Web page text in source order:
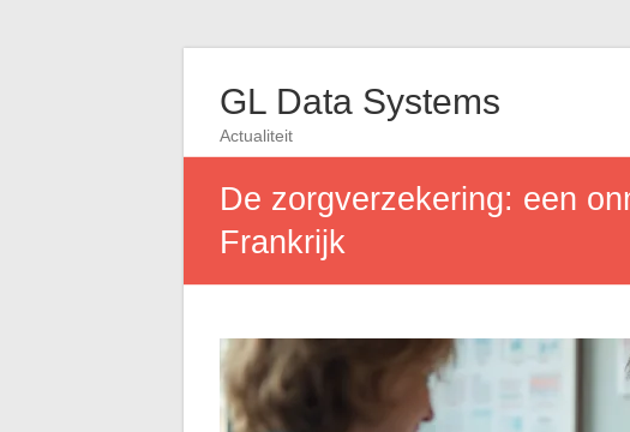
GL Data Systems
Actualiteit
De zorgverzekering: een
Frankrijk